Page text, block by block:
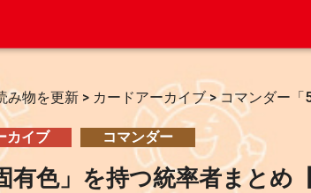
み物を更新 > カードアーカイブ>コマンダー「
カイブ コマンダー
色」を持つ統率者まとめ